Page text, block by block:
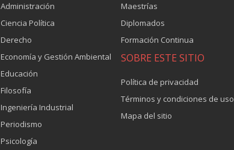
Administración
Ciencia Política
Derecho
Economía y Gestión Ambiental
Educación
Filosofía
Ingeniería Industrial
Periodismo
Psicología
Maestrías
Diplomados
Formación Continua
SOBRE ESTE SITIO
Política de privacidad
Términos y condiciones de uso
Mapa del sitio